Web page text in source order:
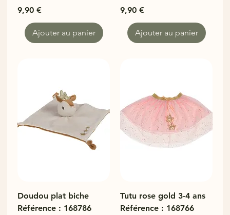
Prix
9,90 €
Ajouter au panier
Prix
9,90 €
Ajouter au panier
Doudou plat biche
Référence : 168786
Tutu rose gold 3-4 ans
Référence : 168766